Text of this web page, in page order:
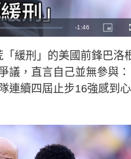
R
-1:46
P
i
u
r
e
-
i
n
-
緩刑」的美國前鋒巴洛
議，直言自己並無參與：
連續四屆止步16強感到心